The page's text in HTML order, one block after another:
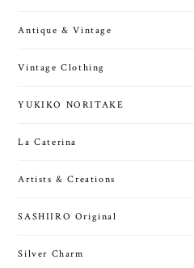
Antique & Vintage
Vintage Clothing
YUKIKO NORITAKE
La Caterina
Artists & Creations
SASHIIRO Original
Silver Charm